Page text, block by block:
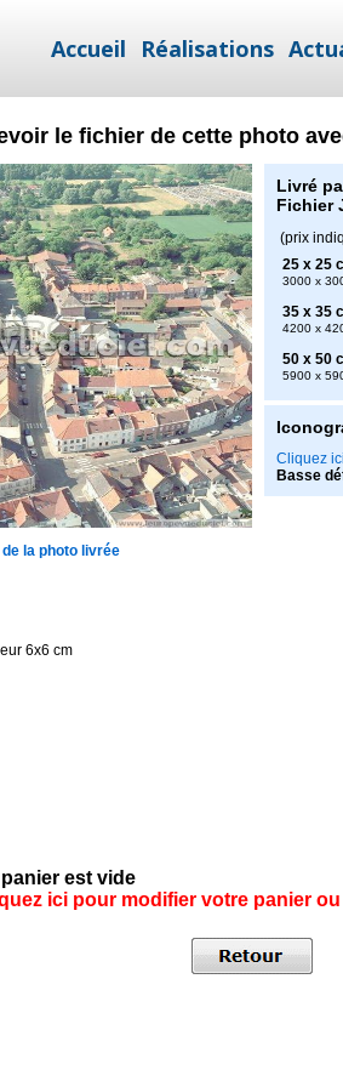
Accueil Réalisations